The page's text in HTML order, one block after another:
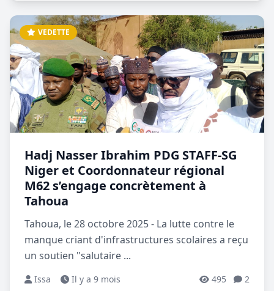
VEDETTE
Hadj Nasser Ibrahim PDG STAFF-SG
Niger et Coordonnateur régional
M62 s’engage concrètement à
Tahoua
Tahoua, le 28 octobre 2025 - La lutte contre le
manque criant d'infrastructures scolaires a reçu
un soutien "salutaire ...
Issa Il y a 9 mois 495 2